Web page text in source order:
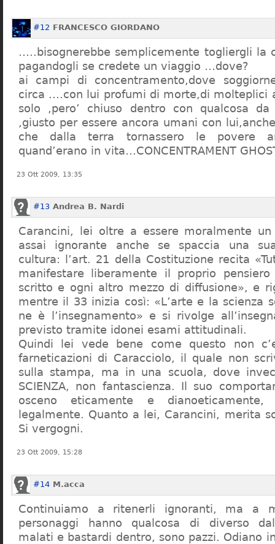
#12 FRANCESCO GIORDANO
…..bisognerebbe semplicemente togliergli la
pagandogli se credete un viaggio …dove?
ai campi di concentramento,dove
circa ….con lui profumi di morte,di molteplici
solo ,pero’ chiuso dentro con qualcosa
,giusto per essere ancora umani con
che dalla terra tornassero le povere
quand’erano in vita…CONCENTRAMENT
23 Ott 2009, 13:35
#13 Andrea B. Nardi
Carancini, lei oltre a essere moralmente
assai ignorante anche se spaccia una
cultura: l’art. 21 della Costituzione recita
manifestare liberamente il proprio
scritto e ogni altro mezzo di diffusione», e
mentre il 33 inizia così: «L’arte e la scienza
ne è l’insegnamento» e si rivolge
previsto tramite idonei esami attitudinali.
Quindi lei vede bene come questo non
farneticazioni di Caracciolo, il quale non
sulla stampa, ma in una scuola, dove
SCIENZA, non fantascienza. Il suo
osceno eticamente e dianoeticamente,
legalmente. Quanto a lei, Carancini, merita
Si vergogni.
23 Ott 2009, 15:28
#14 M.acca
Continuiamo a ritenerli ignoranti, ma a
personaggi hanno qualcosa di diverso
malati e bastardi dentro, sono pazzi. Odiano